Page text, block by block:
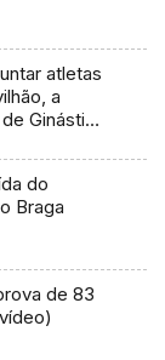
atletas
a
Ginástica
virtual
do
Braga
de 83